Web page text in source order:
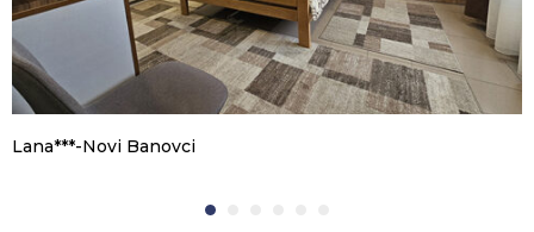
Lana***-Novi Banovci